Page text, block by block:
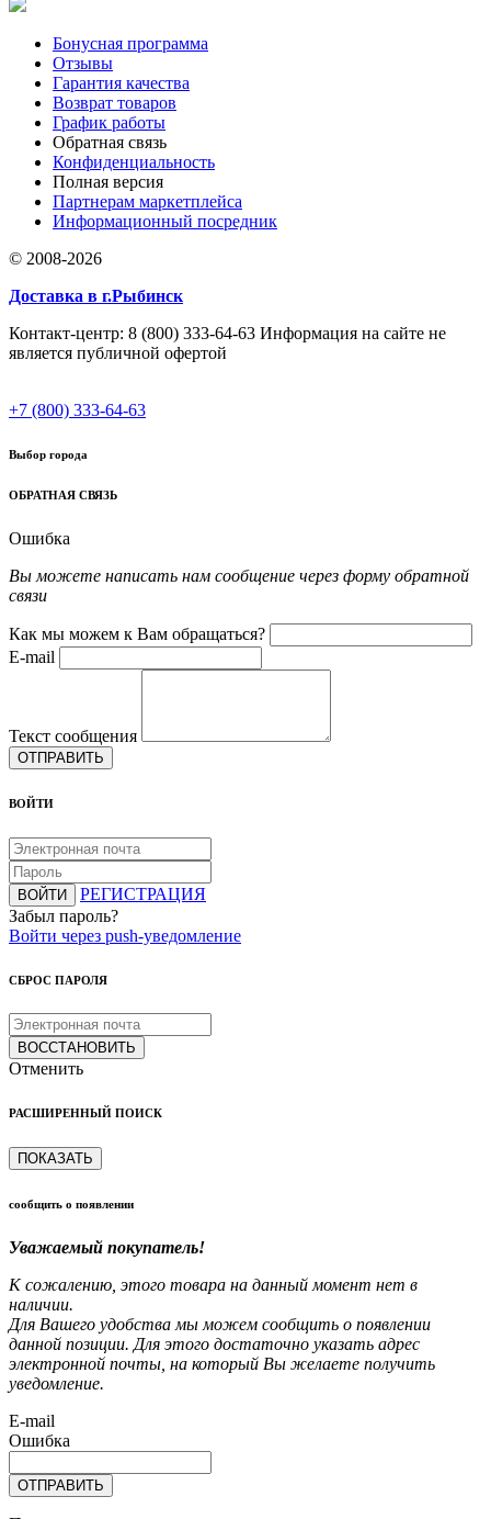
Бонусная программа
Отзывы
Гарантия качества
Возврат товаров
График работы
Обратная связь
Конфиденциальность
Полная версия
Партнерам маркетплейса
Информационный посредник
© 2008-2026
Доставка в г.Рыбинск
Контакт-центр: 8 (800) 333-64-63 Информация на сайте не
является публичной офертой
+7 (800) 333-64-63
Выбор города
ОБРАТНАЯ СВЯЗЬ
Ошибка
Вы можете написать нам сообщение через форму обратной
связи
Как мы можем к Вам обращаться?
E-mail
Текст сообщения
ОТПРАВИТЬ
ВОЙТИ
ВОЙТИ
РЕГИСТРАЦИЯ
Забыл пароль?
Войти через push-уведомление
СБРОС ПАРОЛЯ
ВОССТАНОВИТЬ
Отменить
РАСШИРЕННЫЙ ПОИСК
ПОКАЗАТЬ
сообщить о появлении
Уважаемый покупатель!
К сожалению, этого товара на данный момент нет в
наличии.
Для Вашего удобства мы можем сообщить о появлении
данной позиции. Для этого достаточно указать адрес
электронной почты, на который Вы желаете получить
уведомление.
E-mail
Ошибка
ОТПРАВИТЬ